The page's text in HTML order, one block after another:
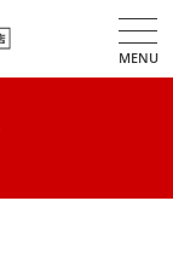
MENU